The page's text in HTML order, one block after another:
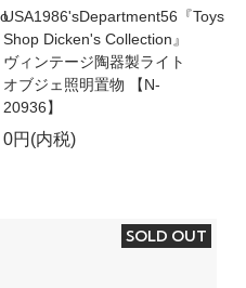
USA1986'sDepartment56『Toys
Shop Dicken's Collection』
ヴィンテージ陶器製ライト
オブジェ照明置物 【N-
20936】
0円(内税)
SOLD OUT